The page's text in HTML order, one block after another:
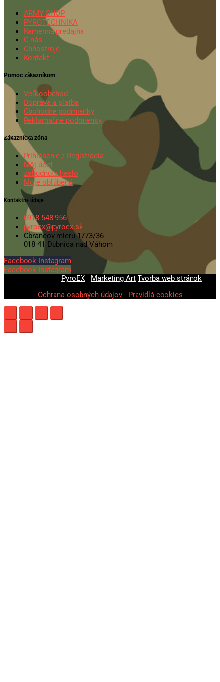
ARMY SHOP
PYROTECHNIKA
Kamenná predajňa
O nás
Ohňostroje
Kontakt
Pomoc zákazníkom
Veľkoobchod
Doprava a platba
Obchodné podmienky
Reklamačné podmienky
Zákaznícka zóna
Prihlásenie / Registrácia
Môj účet
Zabudnuté heslo
Moje obľúbené
Kontaktné údaje
0918 548 956
pyroex@pyroex.sk
Obrancov mieru 1773/36
018 41 Dubnica nad Váhom
Facebook Instagram
Facebook Instagram
PyroEX Marketing Art Tvorba web stránok
Ochrana osobných údajov| Pravidlá cookies